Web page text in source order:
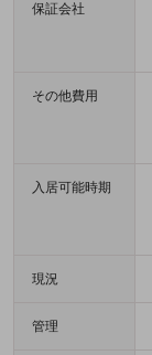
保証会社
その他費用
入居可能時期
現況
管理